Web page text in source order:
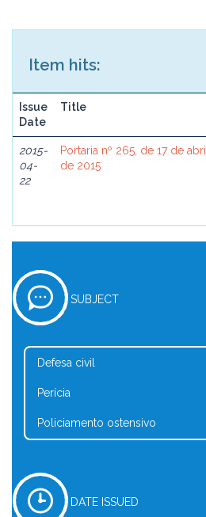
Item hits:
Issue
Date
Title
2015-
04-
22
Portaria nº 265, de 17 de abril
de 2015
SUBJECT
Defesa civil
Perícia
Policiamento ostensivo
DATE ISSUED